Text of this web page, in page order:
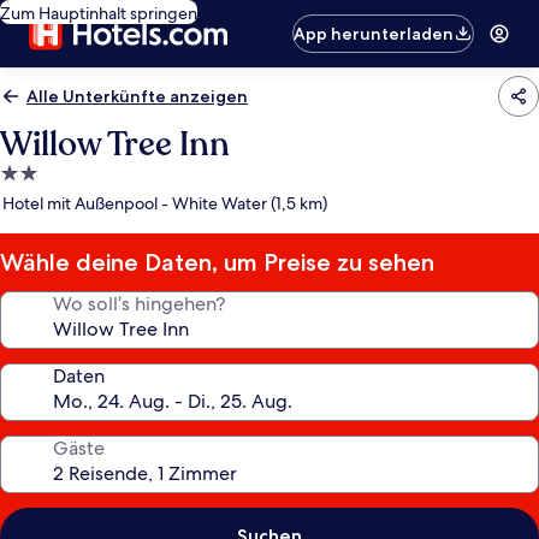
Zum Hauptinhalt springen
App herunterladen
Alle Unterkünfte anzeigen
Willow Tree Inn
2.0-
Sterne-
Hotel mit Außenpool - White Water (1,5 km)
Wähle deine Daten, um Preise zu sehen
Wo soll’s hingehen?
Daten
Gäste